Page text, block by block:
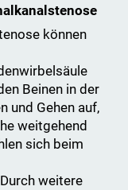
können
Beinen in der
und Gehen auf,
weitgehend
sich beim
weitere